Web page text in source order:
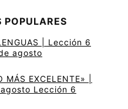
POPULARES
| Lección 6
agosto
MÁS EXCELENTE» |
Lección 6